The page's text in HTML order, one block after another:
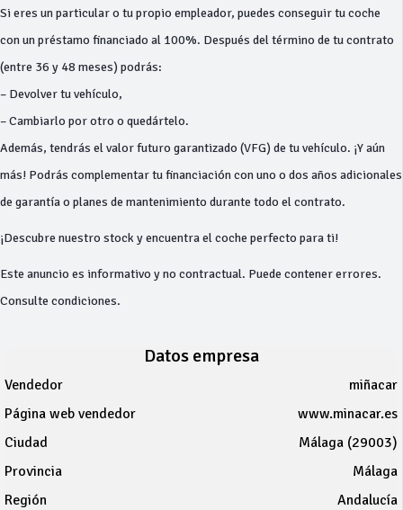
Si eres un particular o tu propio empleador, puedes conseguir tu coche
con un préstamo financiado al 100%. Después del término de tu contrato
(entre 36 y 48 meses) podrás:
– Devolver tu vehículo,
– Cambiarlo por otro o quedártelo.
Además, tendrás el valor futuro garantizado (VFG) de tu vehículo. ¡Y aún
más! Podrás complementar tu financiación con uno o dos años adicionales
de garantía o planes de mantenimiento durante todo el contrato.
¡Descubre nuestro stock y encuentra el coche perfecto para ti!
Este anuncio es informativo y no contractual. Puede contener errores.
Consulte condiciones.
Datos empresa
Vendedor
miñacar
Página web vendedor
www.minacar.es
Ciudad
Málaga (29003)
Provincia
Málaga
Región
Andalucía